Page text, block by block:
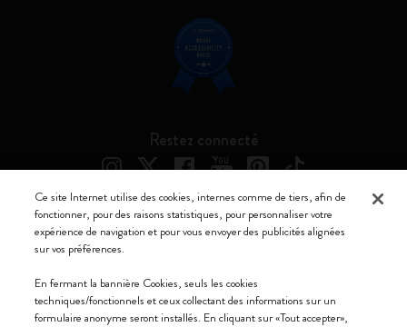
Restez connecté
Moleskine ® est une marque enregistrée de Moleskine Srl a socio unico
Italia - P. IVA / CCIAA n. 07234480965 - REA MI 1945400 - Cap.
Soc. €2.181.513,42
Ce site Internet utilise des cookies, internes comme de tiers, afin de
fonctionner, pour des raisons statistiques, pour personnaliser votre
expérience de navigation et pour vous envoyer des publicités alignées
sur vos préférences.
En fermant la bannière Cookies, seuls les cookies
techniques/fonctionnels et ceux collectant des informations sur un
formulaire anonyme seront installés. En cliquant sur «Tout accepter»,